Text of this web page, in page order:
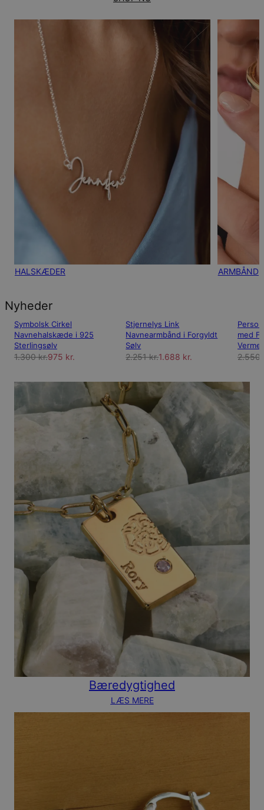
HALSKÆDER ARMBÅND
Nyheder
Symbolsk Cirkel
Navnehalskæde i 925
Sterlingsølv
1.300 kr.975 kr.
Stjernelys Link
Navnearmbånd i Forgyldt
Sølv
2.251 kr.1.688 kr.
med
Vermeil
2.550
Bæredygtighed
LÆS MERE